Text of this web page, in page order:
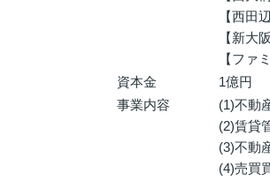
【西田
【新大
【ファ
資本金
1億円
事業内容
(1)不動
(2)賃貸
(3)不動
(4)売買